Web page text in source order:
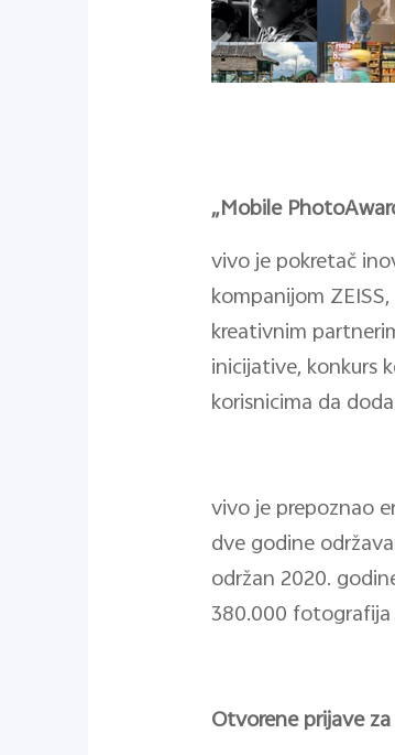
„Mobile
vivo je pokretač
kompanijom
kreativnim
inicijative, konkurs
korisnicima da
vivo je prepoznao
dve godine
održan 2020.
380.000 fotografija
Otvorene prijave